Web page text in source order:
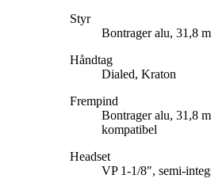
Styr
Bontrager alu, 31,8
Håndtag
Dialed, Kraton
Frempind
Bontrager alu, 31,8
kompatibel
Headset
VP 1-1/8″, semi-